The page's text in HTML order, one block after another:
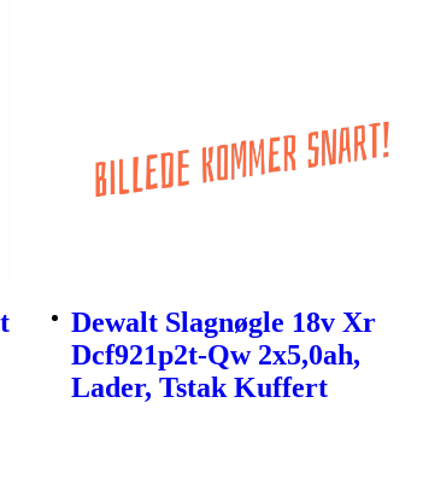
Dewalt Slagnøgle 18v Xr
Dcf921p2t-Qw 2x5,0ah,
Lader, Tstak Kuffert